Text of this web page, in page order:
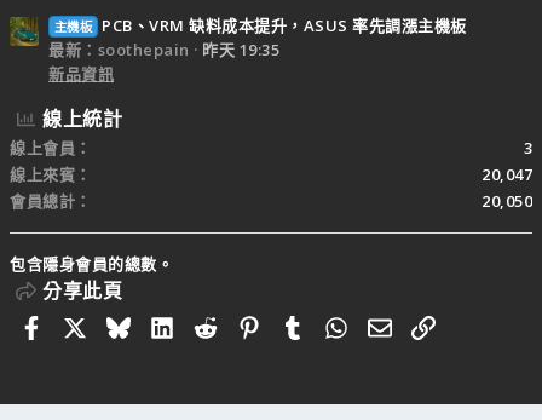
主機板
PCB、VRM 缺料成本提升，ASUS 率先調漲主機板
最新：soothepain
昨天 19:35
新品資訊
線上統計
線上會員
3
線上來賓
20,047
會員總計
20,050
包含隱身會員的總數。
分享此頁
FacebookBlueskyLinkedIn
RedditPinterestTumblrWhatsApp
電子郵件
連結